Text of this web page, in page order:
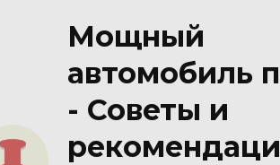
Мощный
автомобиль
- Советы и